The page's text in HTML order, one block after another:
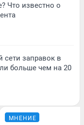
Что известно о
сети заправок в
больше чем на 20
МНЕНИЕ